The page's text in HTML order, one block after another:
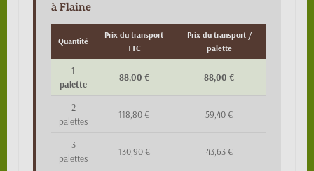
à Flaine
Quantité
Prix du transport
TTC
Prix du transport /
palette
1
palette
88,00 € 88,00 €
2
palettes
118,80 € 59,40 €
3
palettes
130,90 € 43,63 €